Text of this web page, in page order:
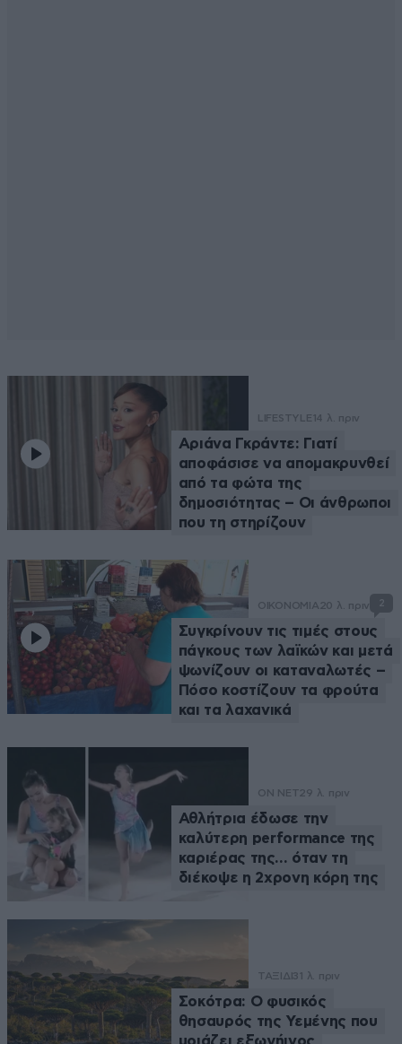
LIFESTYLE 14 λ. πριν
Αριάνα Γκράντε: Γιατί
αποφάσισε να απομακρυνθεί
από τα φώτα της
δημοσιότητας – Οι άνθρωποι
που τη στηρίζουν
ΟΙΚΟΝΟΜΙΑ 20 λ. πριν 2
Συγκρίνουν τις τιμές στους
πάγκους των λαϊκών και μετά
ψωνίζουν οι καταναλωτές –
Πόσο κοστίζουν τα φρούτα
και τα λαχανικά
ON NET29 λ. πριν
Αθλήτρια έδωσε την
καλύτερη performance της
καριέρας της… όταν τη
διέκοψε η 2χρονη κόρη της
ΤΑΞΙΔΙ31 λ. πριν
Σοκότρα: Ο φυσικός
θησαυρός της Υεμένης που
μοιάζει εξωγήινος